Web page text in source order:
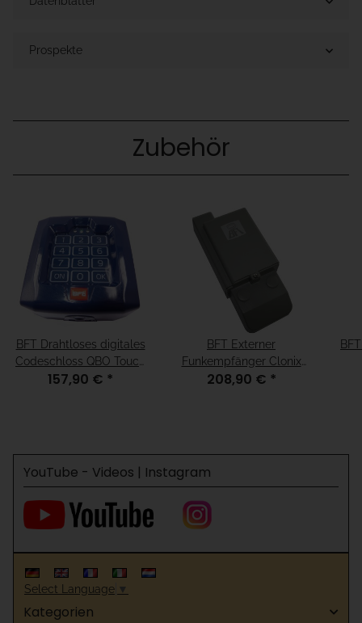
Prospekte
Zubehör
BFT Drahtloses digitales
Codeschloss QBO Touch
10 Kanal 433 MHz
157,90 € *
BFT Externer
Funkempfänger Clonix
2E 2 Kanal 433 MHz
208,90 € *
YouTube - Videos | Instagram
Select Language ▼
Kategorien